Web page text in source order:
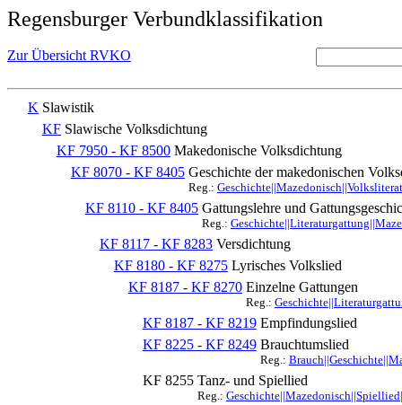
Regensburger Verbundklassifikation
Zur Übersicht RVKO
K Slawistik
KF Slawische Volksdichtung
KF 7950 - KF 8500 Makedonische Volksdichtung
KF 8070 - KF 8405 Geschichte der makedonischen
Reg.:
KF 8110 - KF 8405 Gattungslehre und
Reg.:
KF 8117 - KF 8283 Versdichtung
KF 8180 - KF 8275 Lyrisches Volkslied
KF 8187 - KF 8270 Einzelne Gattungen
Reg.:
KF 8187 - KF 8219 Empfindungslied
KF 8225 - KF 8249 Brauchtumslied
Reg.:
KF 8255 Tanz- und Spiellied
Reg.: